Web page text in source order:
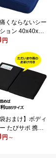
肩や首のこり
くならないシー
ョン 40x40x厚
テックス へた
疲れにくい ク
リモートワーク
腰がらく 骨盤
い オフィスチェア
グチェア 車いす
クター プレゼン
の日 ゼロポジ座
円
袋おまけ】ボディ
たびサポ 携帯
ッション 軽量2
円 ～